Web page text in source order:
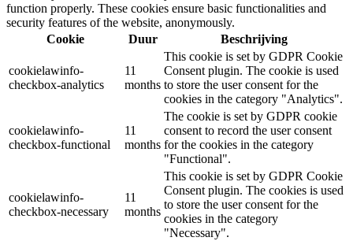
function properly. These cookies ensure basic functionalities and
security features of the website, anonymously.
Cookie
Duur Beschrijving
cookielawinfo-
checkbox-analytics
11
months
This cookie is set by GDPR Cookie
Consent plugin. The cookie is used
to store the user consent for the
cookies in the category "Analytics".
cookielawinfo-
checkbox-functional
11
months
The cookie is set by GDPR cookie
consent to record the user consent
for the cookies in the category
"Functional".
cookielawinfo-
checkbox-necessary
11
months
This cookie is set by GDPR Cookie
Consent plugin. The cookies is used
to store the user consent for the
cookies in the category
"Necessary".